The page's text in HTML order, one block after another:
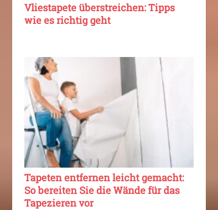
Vliestapete überstreichen: Tipps
wie es richtig geht
Tapeten entfernen leicht gemacht:
So bereiten Sie die Wände für das
Tapezieren vor